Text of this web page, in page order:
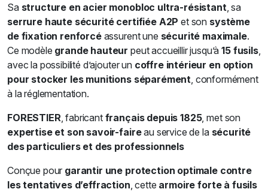
Sa structure en acier monobloc ultra-résistant, sa
serrure haute sécurité certifiée A2P et son système
de fixation renforcéassurent une sécurité maximale.
Ce modèle grande hauteur peut accueillir jusqu’à15 fusils,
avec la possibilité d’ajouter un coffre intérieur en option
pour stocker les munitions séparément, conformément
à la réglementation.
FORESTIER, fabricant français depuis 1825, met son
expertise et son savoir-faireau service de la sécurité
des particuliers et des professionnels
Conçue pour garantir une protection optimale contre
les tentatives d’effraction, cette armoire forte à fusils